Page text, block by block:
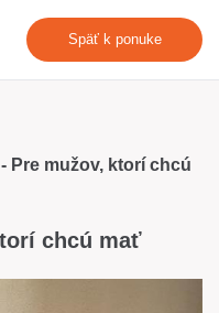
Späť k ponuke
Pre mužov, ktorí chcú
chcú mať